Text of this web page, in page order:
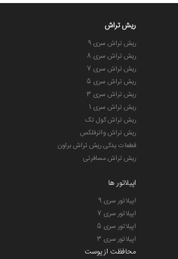
ریش تراش
ریش تراش سری 9
ریش تراش سری 8
ریش تراش سری 7
ریش تراش سری 5
ریش تراش سری 3
ریش تراش سری 1
ریش تراش کول تک
ریش تراش واترفلکس
قطعات یدکی ریش تراش براون
ریش تراش مسافرتی
اپیلاتور ها
اپیلاتور سری 9
اپیلاتور سری 7
اپیلاتور سری 5
اپیلاتور سری 3
محافظت از پوست